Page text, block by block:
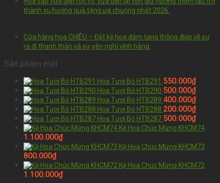
thành xu hướng quà tặng ưa chuộng nhất 2026.
Cửa hàng hoa CHIÊU – Đặt kệ hoa đám tang thông điệp về sự
ra đi thanh thản và sự yên nghỉ vĩnh hằng.
Sản phẩm mới
Hoa Tươi Bó HTB291 550.000₫
Hoa Tươi Bó HTB290 500.000₫
Hoa Tươi Bó HTB289 400.000₫
Hoa Tươi Bó HTB288 200.000₫
Hoa Tươi Bó HTB287 500.000₫
Kệ Hoa Chúc Mừng KHCM74
1.100.000₫
Kệ Hoa Chúc Mừng KHCM73
800.000₫
Kệ Hoa Chúc Mừng KHCM72
1.100.000₫